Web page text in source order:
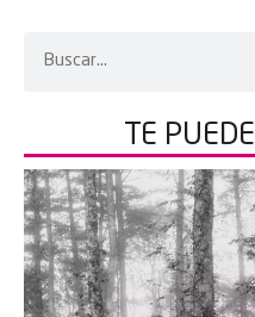
TE PUEDE